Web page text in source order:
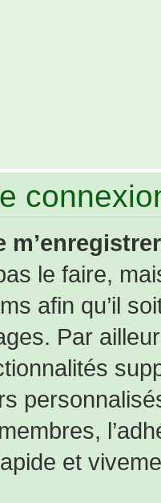
le faire,
afin qu’il
Par
et